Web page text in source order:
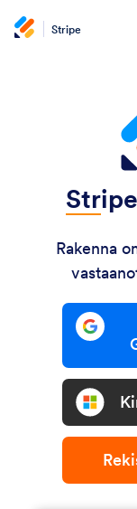
Stripe
Stripe
Rakenna